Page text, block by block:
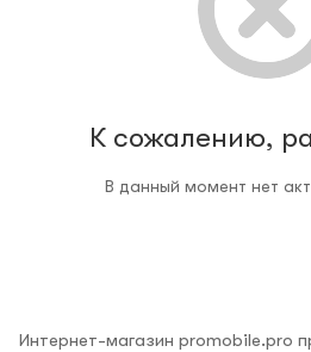
К сожалению,
В данный момент нет
Интернет-магазин promobile.pro